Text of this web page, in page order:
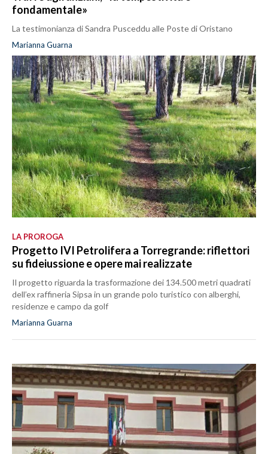
fondamentale»
La testimonianza di Sandra Pusceddu alle Poste di Oristano
Marianna Guarna
LA PROROGA
Progetto IVI Petrolifera a Torregrande: riflettori
su fideiussione e opere mai realizzate
Il progetto riguarda la trasformazione dei 134.500 metri quadrati
dell’ex raffineria Sipsa in un grande polo turistico con alberghi,
residenze e campo da golf
Marianna Guarna